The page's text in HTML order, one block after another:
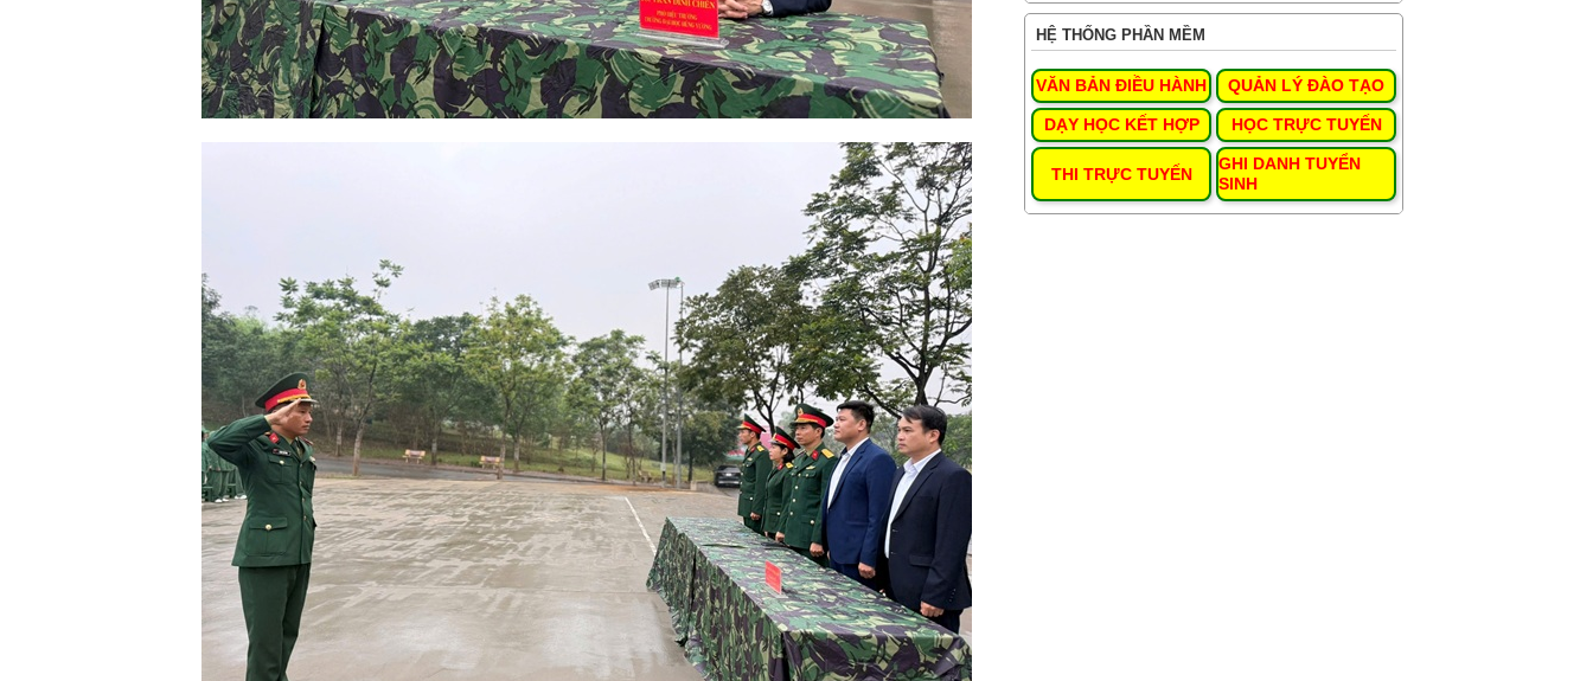
HỆ THỐNG PHẦN MỀM
VĂN BẢN ĐIỀU HÀNH QUẢN LÝ ĐÀO TẠO
DẠY HỌC KẾT HỢP HỌC TRỰC TUYẾN
THI TRỰC TUYẾN
GHI DANH TUYỂN
SINH